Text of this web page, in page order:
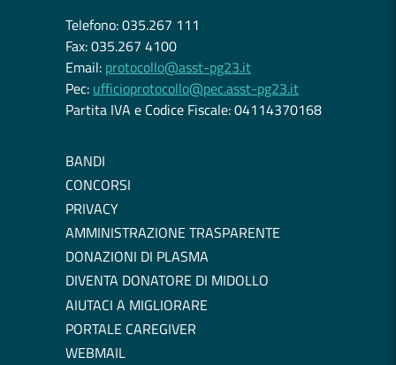
Telefono: 035.267 111
Fax: 035.267 4100
Email: protocollo@asst-pg23.it
Pec: ufficioprotocollo@pec.asst-pg23.it
Partita IVA e Codice Fiscale: 04114370168
BANDI
CONCORSI
PRIVACY
AMMINISTRAZIONE TRASPARENTE
DONAZIONI DI PLASMA
DIVENTA DONATORE DI MIDOLLO
AIUTACI A MIGLIORARE
PORTALE CAREGIVER
WEBMAIL